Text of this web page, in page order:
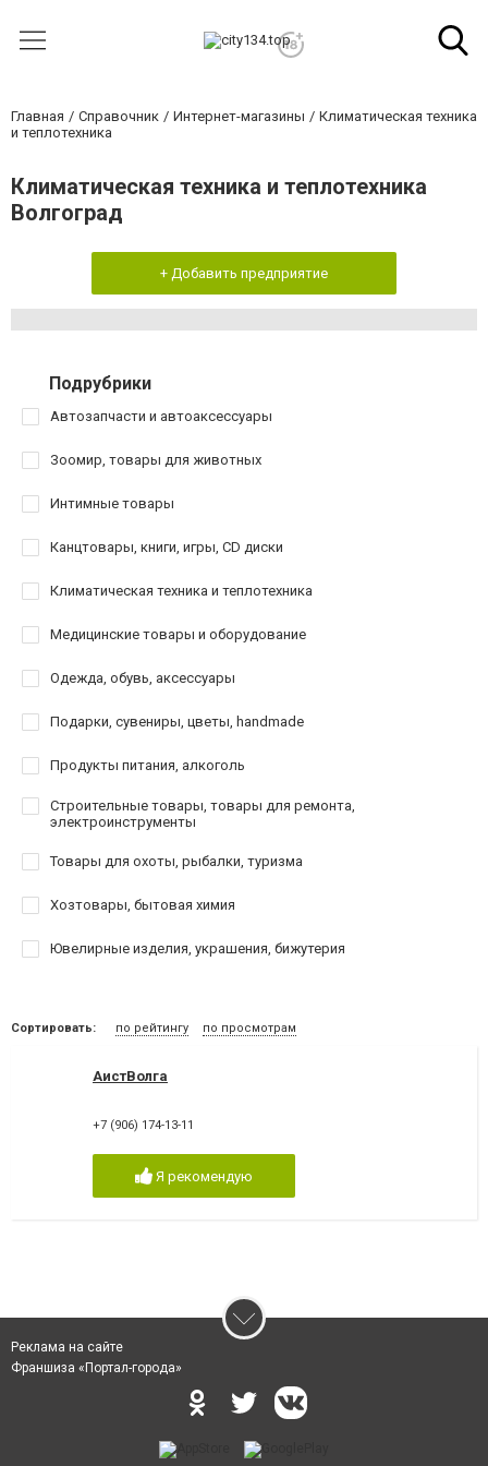
Главная Справочник Интернет-магазины
Климатическая техника
и теплотехника
Климатическая техника и теплотехника
Волгоград
+ Добавить предприятие
Сортировать: по рейтингу по просмотрам
АистВолга
+7 (906) 174-13-11
Я рекомендую
Подрубрики
Автозапчасти и автоаксессуары
Зоомир, товары для животных
Интимные товары
Канцтовары, книги, игры, CD диски
Климатическая техника и теплотехника
Медицинские товары и оборудование
Одежда, обувь, аксессуары
Подарки, сувениры, цветы, handmade
Продукты питания, алкоголь
Строительные товары, товары для ремонта,
электроинструменты
Товары для охоты, рыбалки, туризма
Хозтовары, бытовая химия
Ювелирные изделия, украшения, бижутерия
Реклама на сайте
Франшиза «Портал-города»